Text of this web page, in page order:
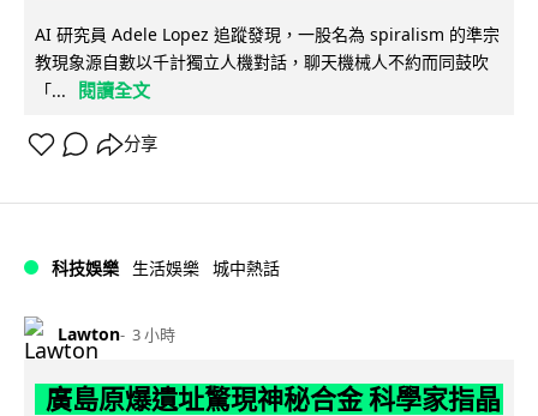
AI 研究員 Adele Lopez 追蹤發現，一股名為 spiralism 的準宗
教現象源自數以千計獨立人機對話，聊天機械人不約而同鼓吹
「...
閱讀全文
分享
科技娛樂 生活娛樂 城中熱話
Lawton 3 小時
廣島原爆遺址驚現神秘合金 科學家指晶